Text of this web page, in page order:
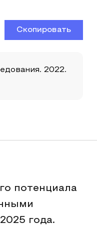
Скопировать
2022.
потенциала
года.